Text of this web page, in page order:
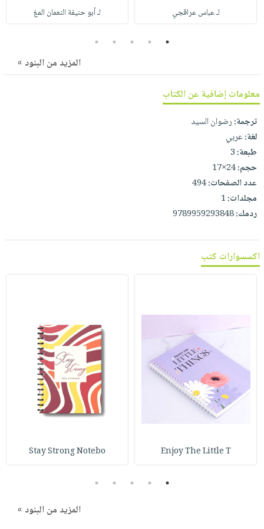
صابون
أطفال
فيديوهات
أسئلة
خدمات
نيل
انشر
كتابك
تواصل
معنا
الإصدارات
لـ عباس عراقجي
لـ أبو حنيفة النعمان المغ
1
2
3
4
5
المزيد من البنود »
معلومات إضافية عن الكتاب
ترجمة:رضوان السيد
لغة:عربي
طبعة:3
حجم:24×17
عدد الصفحات:494
مجلدات:1
ردمك:9789959293848
اكسسوارات كتب
Enjoy The Little T
Stay Strong Notebo
1
2
3
4
5
المزيد من البنود »